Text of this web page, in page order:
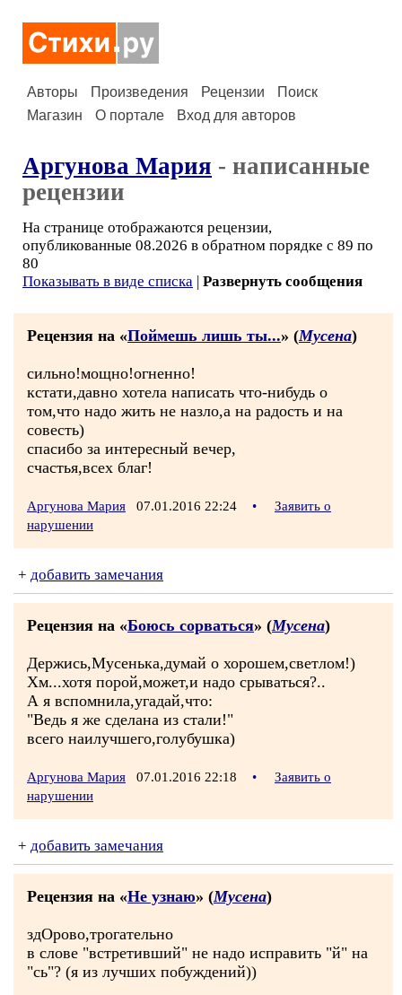
Авторы Произведения Рецензии
Поиск
Магазин
О портале Вход для авторов
Аргунова Мария - написанные
рецензии
На странице отображаются рецензии,
опубликованные 08.2026 в обратном порядке с 89 по
80
Показывать в виде списка | Развернуть сообщения
Рецензия на «Поймешь лишь ты...» (Мусена)
сильно!мощно!огненно!
кстати,давно хотела написать что-нибудь о
том,что надо жить не назло,а на радость и на
совесть)
спасибо за интересный вечер,
счастья,всех благ!
Аргунова Мария 07.01.2016 22:24 •
Заявить о
нарушении
+ добавить замечания
Рецензия на «Боюсь сорваться» (Мусена)
Держись,Мусенька,думай о хорошем,светлом!)
Хм...хотя порой,может,и надо срываться?..
А я вспомнила,угадай,что:
"Ведь я же сделана из стали!"
всего наилучшего,голубушка)
Аргунова Мария 07.01.2016 22:18 •
Заявить о
нарушении
+ добавить замечания
Рецензия на «Не узнаю» (Мусена)
здОрово,трогательно
в слове "встретивший" не надо исправить "й" на
"сь"? (я из лучших побуждений))